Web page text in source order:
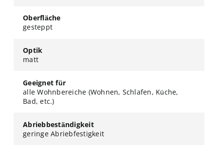
Oberfläche
gesteppt
Optik
matt
Geeignet für
alle Wohnbereiche (Wohnen, Schlafen, Küche,
Bad, etc.)
Abriebbeständigkeit
geringe Abriebfestigkeit